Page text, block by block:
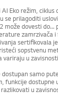
Eko režim, ciklus
se prilagoditi
može dovesti do...
zamrzivača i
sertifikovala
sopstvenu
variraju u
dostupan samo
funkcije dostupne
u